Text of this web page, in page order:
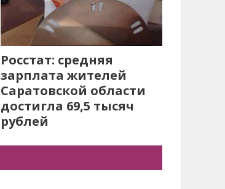
Росстат: средняя
зарплата жителей
Саратовской области
достигла 69,5 тысяч
рублей